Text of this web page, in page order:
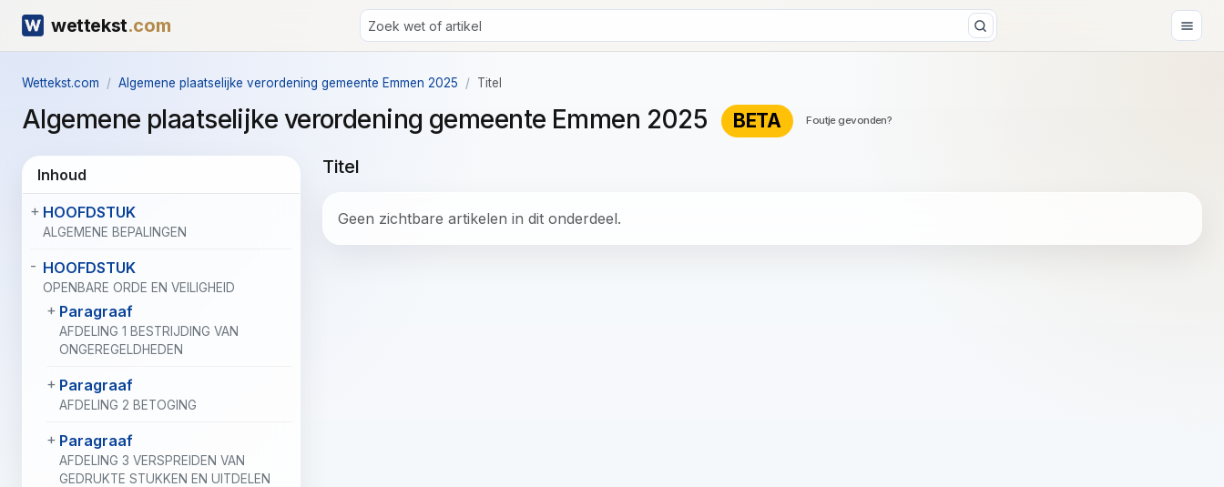
wettekst.com
Wettekst.com Algemene plaatselijke verordening gemeente Emmen 2025 Titel
Algemene plaatselijke verordening gemeente Emmen 2025 BETA Foutje gevonden?
Inhoud
HOOFDSTUK
ALGEMENE BEPALINGEN
HOOFDSTUK
OPENBARE ORDE EN VEILIGHEID
Paragraaf
AFDELING 1 BESTRIJDING VAN
ONGEREGELDHEDEN
Paragraaf
AFDELING 2 BETOGING
Paragraaf
AFDELING 3 VERSPREIDEN VAN
GEDRUKTE STUKKEN EN UITDELEN
Titel
Geen zichtbare artikelen in dit onderdeel.